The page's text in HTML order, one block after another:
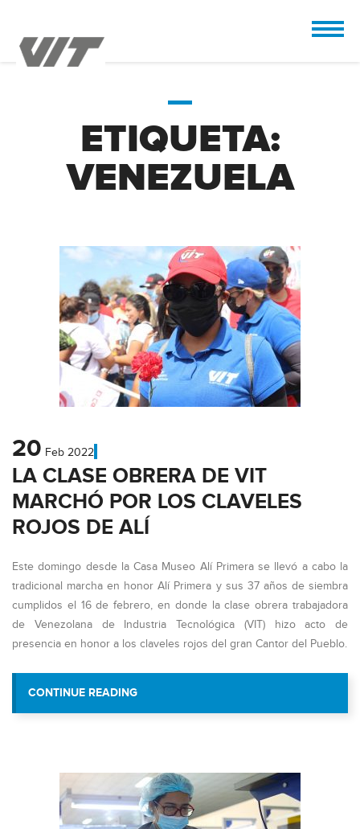
ETIQUETA:
VENEZUELA
20 Feb 2022
LA CLASE OBRERA DE VIT
MARCHÓ POR LOS CLAVELES
ROJOS DE ALÍ
Este domingo desde la Casa Museo Alí Primera se llevó a cabo la
tradicional marcha en honor Alí Primera y sus 37 años de siembra
cumplidos el 16 de febrero, en donde la clase obrera trabajadora
de Venezolana de Industria Tecnológica (VIT) hizo acto de
presencia en honor a los claveles rojos del gran Cantor del Pueblo.
CONTINUE READING